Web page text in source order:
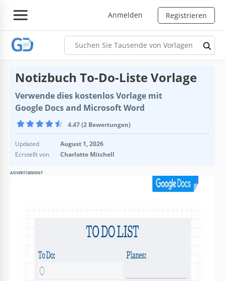
Anmelden Registrieren
Notizbuch To-Do-Liste Vorlage
Verwende dies kostenlos Vorlage mit
Google Docs and Microsoft Word
4.47 (2 Bewertungen)
Updated
August 1, 2026
Ecrstellt von
Charlotte Mitchell
ADVERTISEMENT